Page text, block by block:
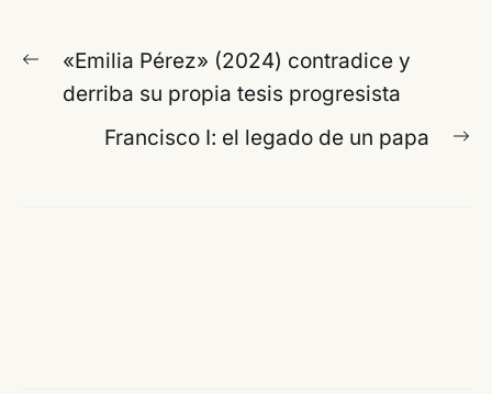
Navegación
entradas
Entrada
anterior:
«Emilia Pérez» (2024) contradice y
derriba su propia tesis progresista
Francisco I: el legado de un papa